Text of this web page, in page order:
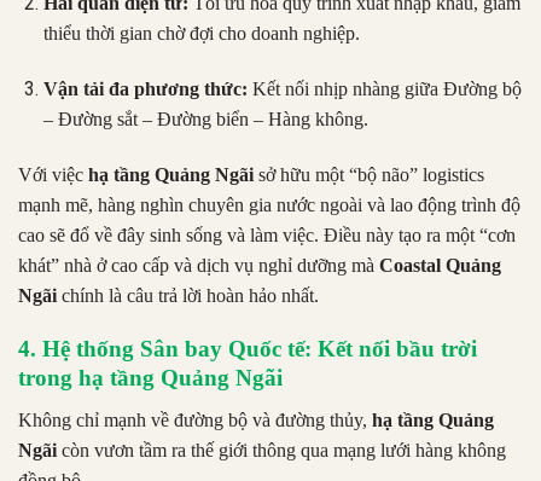
thiểu thời gian chờ đợi cho doanh nghiệp.
Vận tải đa phương thức: Kết nối nhịp nhàng giữa Đường bộ
– Đường sắt – Đường biển – Hàng không.
Với việc hạ tầng Quảng Ngãi sở hữu một “bộ não” logistics
mạnh mẽ, hàng nghìn chuyên gia nước ngoài và lao động trình độ
cao sẽ đổ về đây sinh sống và làm việc. Điều này tạo ra một “cơn
khát” nhà ở cao cấp và dịch vụ nghỉ dưỡng mà Coastal Quảng
Ngãi chính là câu trả lời hoàn hảo nhất.
4. Hệ thống Sân bay Quốc tế: Kết nối bầu trời
trong hạ tầng Quảng Ngãi
Không chỉ mạnh về đường bộ và đường thủy, hạ tầng Quảng
Ngãi còn vươn tầm ra thế giới thông qua mạng lưới hàng không